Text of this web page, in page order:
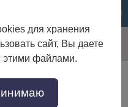
Комплект 2
для хранения
сайт, Вы даете
этими файлами.